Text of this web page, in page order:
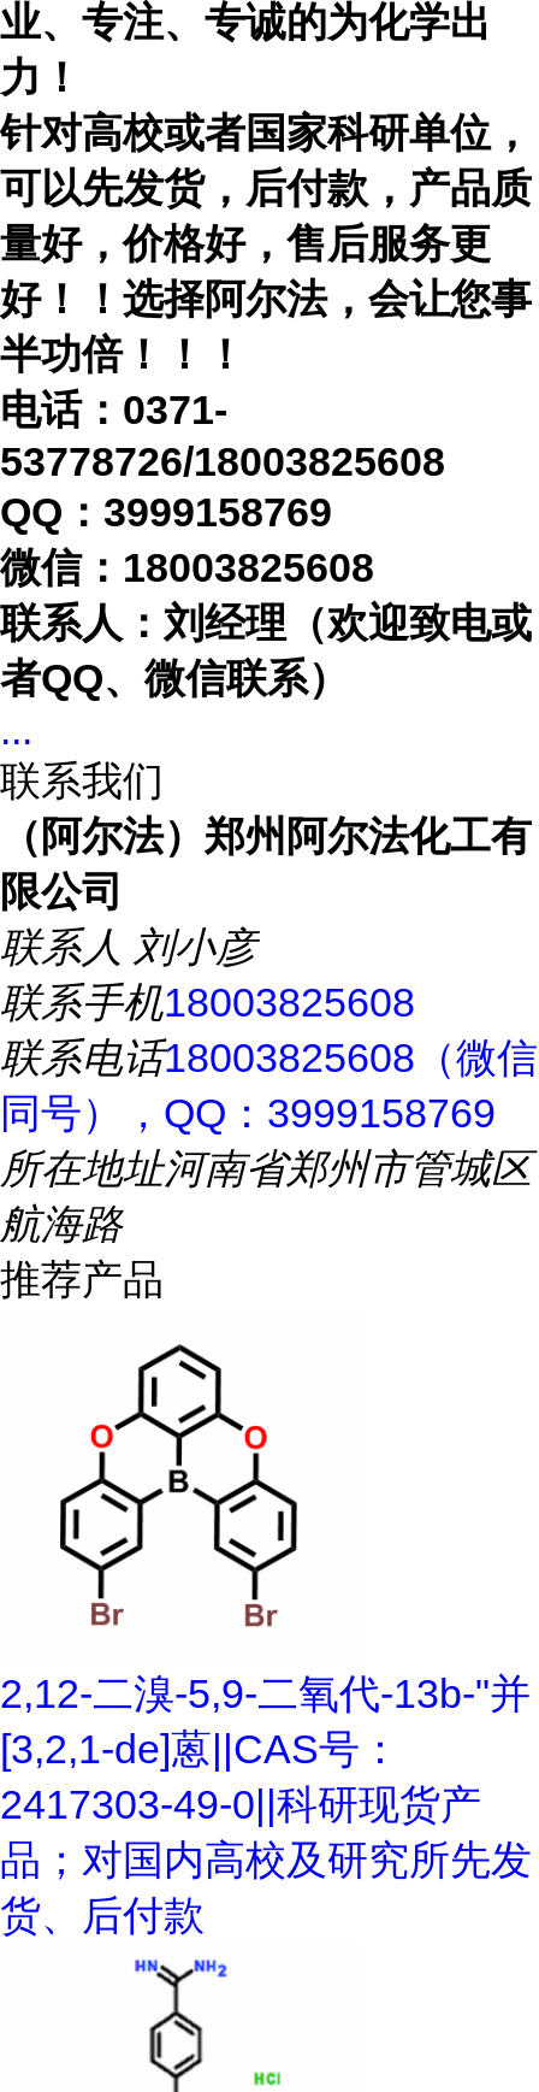
业、专注、专诚的为化学出
力！
针对高校或者国家科研单位，
可以先发货，后付款，产品质
量好，价格好，售后服务更
好！！选择阿尔法，会让您事
半功倍！！！
电话： 0371-
53778726/18003825608
QQ：3999158769
微信： 18003825608
联系人：刘经理（欢迎致电或
者QQ、微信联系）
...
联系我们
（阿尔法）郑州阿尔法化工有
限公司
联系人 刘小彦
联系手机18003825608
联系电话18003825608（微信
同号），QQ：3999158769
所在地址河南省郑州市管城区
航海路
推荐产品
2,12-二溴-5,9-二氧代-13b-"并
[3,2,1-de]蒽||CAS号：
2417303-49-0||科研现货产
品；对国内高校及研究所先发
货、后付款